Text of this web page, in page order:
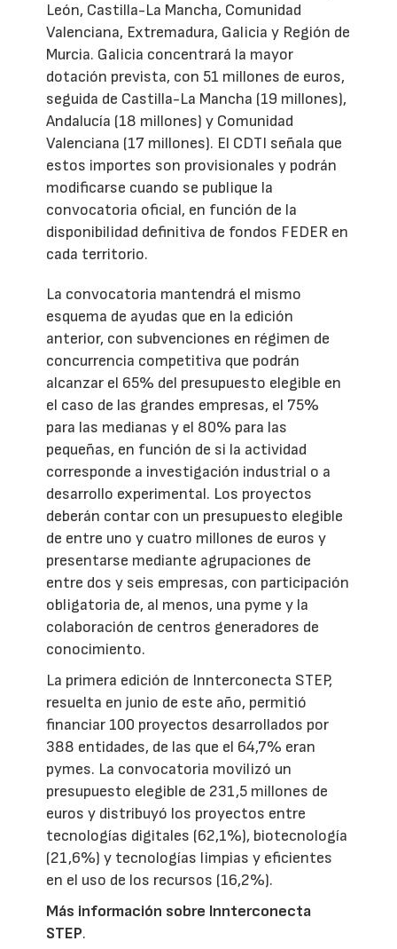
León, Castilla-La Mancha, Comunidad
Valenciana, Extremadura, Galicia y Región de
Murcia. Galicia concentrará la mayor
dotación prevista, con 51 millones de euros,
seguida de Castilla-La Mancha (19 millones),
Andalucía (18 millones) y Comunidad
Valenciana (17 millones). El CDTI señala que
estos importes son provisionales y podrán
modificarse cuando se publique la
convocatoria oficial, en función de la
disponibilidad definitiva de fondos FEDER en
cada territorio.
La convocatoria mantendrá el mismo
esquema de ayudas que en la edición
anterior, con subvenciones en régimen de
concurrencia competitiva que podrán
alcanzar el 65% del presupuesto elegible en
el caso de las grandes empresas, el 75%
para las medianas y el 80% para las
pequeñas, en función de si la actividad
corresponde a investigación industrial o a
desarrollo experimental. Los proyectos
deberán contar con un presupuesto elegible
de entre uno y cuatro millones de euros y
presentarse mediante agrupaciones de
entre dos y seis empresas, con participación
obligatoria de, al menos, una pyme y la
colaboración de centros generadores de
conocimiento.
La primera edición de Innterconecta STEP,
resuelta en junio de este año, permitió
financiar 100 proyectos desarrollados por
388 entidades, de las que el 64,7% eran
pymes. La convocatoria movilizó un
presupuesto elegible de 231,5 millones de
euros y distribuyó los proyectos entre
tecnologías digitales (62,1%), biotecnología
(21,6%) y tecnologías limpias y eficientes
en el uso de los recursos (16,2%).
Más información sobre Innterconecta
STEP.